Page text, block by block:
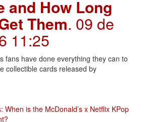
and How Long
Them. 09 de
11:25
fans have done everything they can to
collectible cards released by